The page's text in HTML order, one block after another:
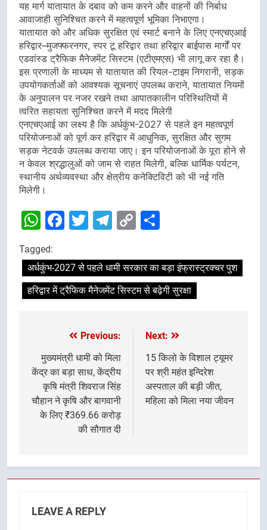
यह मार्ग यातायात के दबाव को कम करने और वाहनों की निर्बाध
आवाजाही सुनिश्चित करने में महत्वपूर्ण भूमिका निभाएगा।
यातायात को और अधिक सुरक्षित एवं स्मार्ट बनाने के लिए एनएचएआई
हरिद्वार–मुजफ्फरनगर, स्पर टू हरिद्वार तथा हरिद्वार बाईपास मार्गों पर
एडवांस्ड ट्रैफिक मैनेजमेंट सिस्टम (एटीएमएस) भी लागू कर रहा है।
इस प्रणाली के माध्यम से यातायात की रियल-टाइम निगरानी, सड़क
उपयोगकर्ताओं को आवश्यक सूचनाएं उपलब्ध कराने, यातायात नियमों
के अनुपालन पर नजर रखने तथा आपातकालीन परिस्थितियों में
त्वरित सहायता सुनिश्चित करने में मदद मिलेगी
एनएचएआई का लक्ष्य है कि अर्धकुंभ-2027 से पहले इन महत्वपूर्ण
परियोजनाओं को पूर्ण कर हरिद्वार में आधुनिक, सुरक्षित और सुगम
सड़क नेटवर्क उपलब्ध कराया जाए। इन परियोजनाओं के पूरा होने से
न केवल श्रद्धालुओं को जाम से राहत मिलेगी, बल्कि धार्मिक पर्यटन,
स्थानीय अर्थव्यवस्था और क्षेत्रीय कनेक्टिविटी को भी नई गति
मिलेगी।
WhatsApp
Facebook
Twitter
Telegram
Copy
Tagged:
अर्धकुंभ-2027 से पहले धामी सरकार का बड़ा इंफ्रास्ट्रक्चर पुश
हरिद्वार में ट्रैफिक मैनेजमेंट सिस्टम से बढ़ेगी सुरक्षा
navigation
Previous:
मुख्यमंत्री धामी को मिला
केंद्र का बड़ा साथ, केंद्रीय
कृषि मंत्री शिवराज सिंह
चौहान ने कृषि और बागवानी
के लिए ₹369.66 करोड़
की सौगात दी
Next:
15 किलो के विशाल ट्यूमर
पर श्री महंत इन्दिरेश
अस्पताल की बड़ी जीत,
महिला को मिला नया जीवन
LEAVE A REPLY